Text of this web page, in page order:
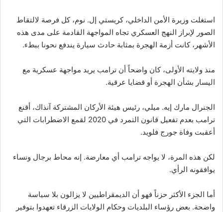
استغلت وزيرة الأمن الداخلي، كريستي إل. نوم، كل فرصة لالتقاط
الصور لإبراز النهج العسكري تجاه المواجهة القادمة على مدى هذه
الأشهر، كانت أزمة الهجرة بمثابة حادث سيارة يندفع نحونا ببطء.
منذ ولايته الأولى، كان واضحاً أن ترامب يريد مواجهة عسكرية مع
اليسار بشأن الهجرة أو قضايا عرقية.
الجنرال مارك إيه. ميلي، رئيس هيئة الأركان المشتركة آنذاك، أقنع
ترامب بعدم تفعيل قانون التمرد في 2020 لقمع الاضطرابات التي
أعقبت وفاة جورج فلويد.
لكن هذه المرة، لا يواجه ترامب أي معارضة. إنه محاط برجال ونساء
يوافقونه الرأي.
أما الجزء الأكثر حزناً فهو أن الديمقراطيين لا يزالون بلا سياسة
واضحة. بعض رؤساء البلديات وحكام الولايات الزرقاء تعهدوا بتوفير